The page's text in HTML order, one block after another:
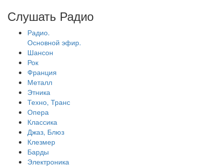
Слушать Радио
Радио.
Основной эфир.
Шансон
Рок
Франция
Металл
Этника
Техно, Транс
Опера
Классика
Джаз, Блюз
Клезмер
Барды
Электроника